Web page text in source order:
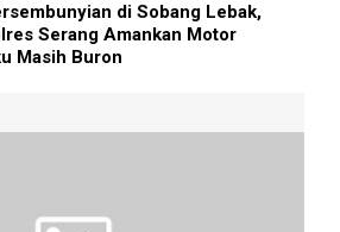
di Sobang Lebak,
Serang Amankan Motor
Masih Buron